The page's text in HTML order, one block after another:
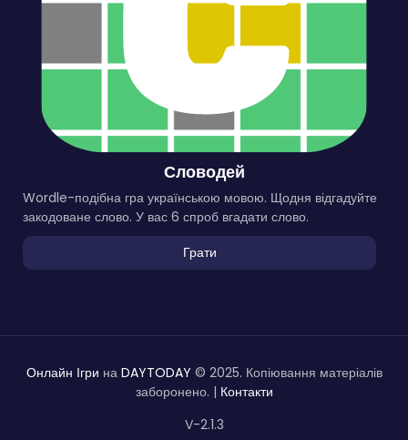
Словодей
Wordle-подібна гра українською мовою. Щодня відгадуйте
закодоване слово. У вас 6 спроб вгадати слово.
Грати
Онлайн Ігри на DAYTODAY © 2025. Копіювання матеріалів
заборонено. | Контакти
V-2.1.3